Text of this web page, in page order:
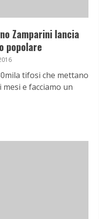
Zamparini lancia
popolare
tifosi che mettano
e facciamo un